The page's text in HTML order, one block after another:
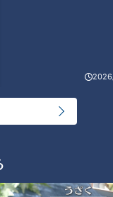
ャント！】